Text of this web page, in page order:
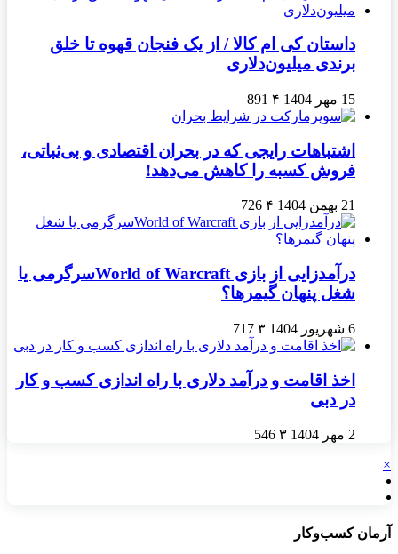
داستان کی ام کالا / از یک فنجان قهوه تا خلق
برندی میلیون‌دلاری
15 مهر 1404 ۴ 891
اشتباهات رایجی که در بحران اقتصادی و بی‌ثباتی،
فروش کسبه را کاهش می‌دهد!
21 بهمن 1404 ۴ 726
درآمدزایی از بازی World of Warcraftسرگرمی یا
شغل پنهان گیمرها؟
6 شهریور 1404 ۳ 717
اخذ اقامت و درآمد دلاری با راه اندازی کسب و کار
در دبی
2 مهر 1404 ۳ 546
×
آرمان کسب‌وکار